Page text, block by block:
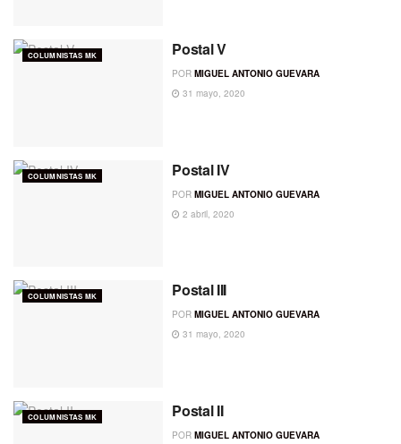
COLUMNISTAS MK Postal V
POR MIGUEL ANTONIO GUEVARA
31 mayo, 2020
COLUMNISTAS MK Postal IV
POR MIGUEL ANTONIO GUEVARA
2 abril, 2020
COLUMNISTAS MK Postal III
POR MIGUEL ANTONIO GUEVARA
31 mayo, 2020
COLUMNISTAS MK Postal II
POR MIGUEL ANTONIO GUEVARA